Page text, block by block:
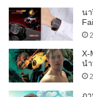
น
X-
น